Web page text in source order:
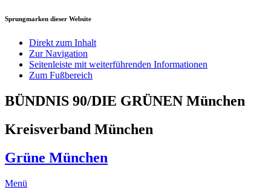
Sprungmarken dieser Website
Direkt zum Inhalt
Zur Navigation
Seitenleiste mit weiterführenden Informationen
Zum Fußbereich
BÜNDNIS 90/DIE GRÜNEN München
Kreisverband München
Grüne München
Menü